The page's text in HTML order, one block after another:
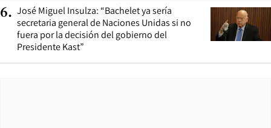
6. José Miguel Insulza: “Bachelet ya sería
secretaria general de Naciones Unidas si no
fuera por la decisión del gobierno del
Presidente Kast”